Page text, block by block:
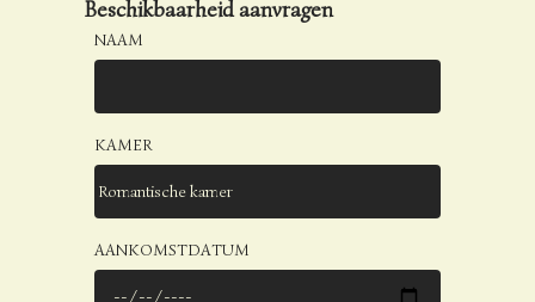
Beschikbaarheid aanvragen
NAAM
KAMER
AANKOMSTDATUM